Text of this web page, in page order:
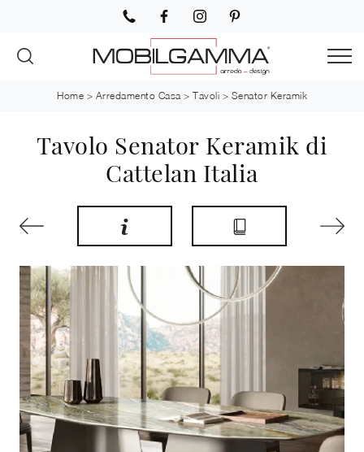
Home > Arredamento Casa > Tavoli > Senator Keramik
Tavolo Senator Keramik di
Cattelan Italia